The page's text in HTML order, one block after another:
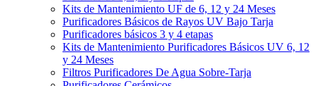
Kits de Mantenimiento UF de 6, 12 y 24 Meses
Purificadores Básicos de Rayos UV Bajo Tarja
Purificadores básicos 3 y 4 etapas
Kits de Mantenimiento Purificadores Básicos UV 6, 12
y 24 Meses
Filtros Purificadores De Agua Sobre-Tarja